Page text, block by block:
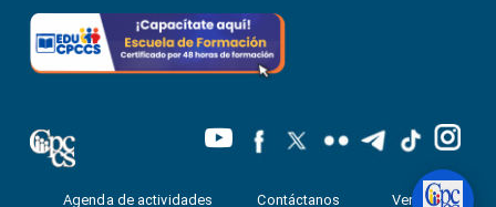
Agenda de actividades Contáctanos Ventanilla